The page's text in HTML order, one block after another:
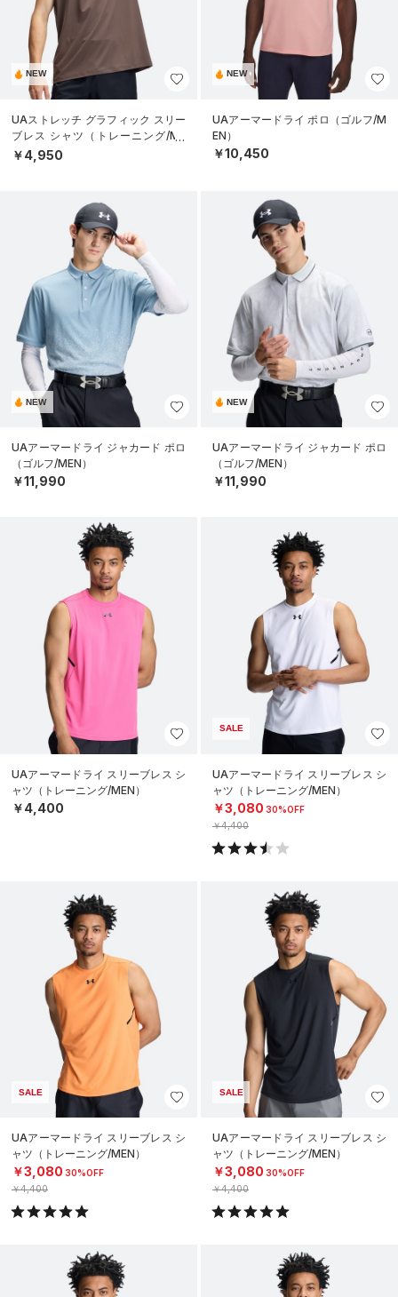
NEW
UAストレッチ グラフィック スリー
ブレス シャツ（トレーニング/ME
N）
￥4,950
NEW
UAアーマードライ ポロ（ゴルフ/M
EN）
￥10,450
NEW
UAアーマードライ ジャカード ポロ
（ゴルフ/MEN）
￥11,990
NEW
UAアーマードライ ジャカード ポロ
（ゴルフ/MEN）
￥11,990
UAアーマードライ スリーブレス シ
ャツ（トレーニング/MEN）
￥4,400
SALE
UAアーマードライ スリーブレス シ
ャツ（トレーニング/MEN）
￥3,080 30%OFF
￥4,400
SALE
UAアーマードライ スリーブレス シ
ャツ（トレーニング/MEN）
￥3,080 30%OFF
￥4,400
SALE
UAアーマードライ スリーブレス シ
ャツ（トレーニング/MEN）
￥3,080 30%OFF
￥4,400